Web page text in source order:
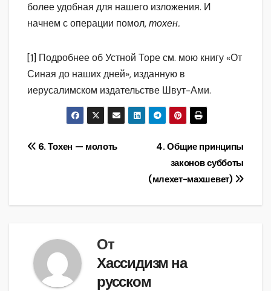
более удобная для нашего изложения. И
начнем с операции помол,тохен.
[1] Подробнее об Устной Торе см. мою книгу «От
Синая до наших дней», изданную в
иерусалимском издательстве Швут-Ами.
Навигация
записям
4. Общие принципы
законов субботы
(млехет-махшевет)
6. Тохен — молоть
От
Хассидизм на
русском